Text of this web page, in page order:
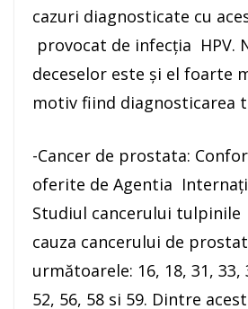
cazuri diagnosticate cu
provocat de infecția HPV.
deceselor este și el foarte
motiv fiind diagnosticarea
-Cancer de prostata:
oferite de Agentia
Studiul cancerului tulpinile
cauza cancerului de
următoarele: 16, 18, 31, 33,
52, 56, 58 si 59. Dintre